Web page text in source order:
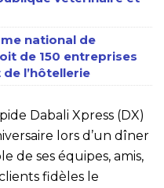
national de
de 150 entreprises
l’hôtellerie
Dabali Xpress (DX)
lors d’un dîner
de ses équipes, amis,
fidèles le